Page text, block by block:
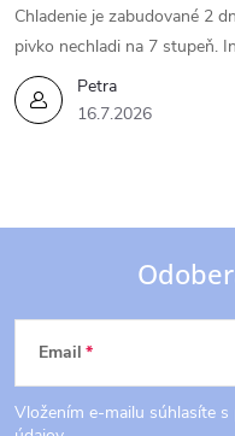
Petra
16.7.2026
Chladenie je zabudované 2
pivko nechladi na 7 stupeň.
Z
á
Email
Vložením e-mailu súhlasíte s